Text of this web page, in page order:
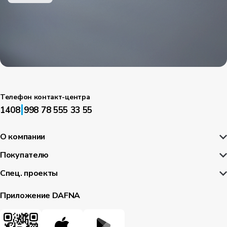
Телефон контакт-центра
1408|998 78 555 33 55
О компании
Покупателю
Спец. проекты
Приложение DAFNA